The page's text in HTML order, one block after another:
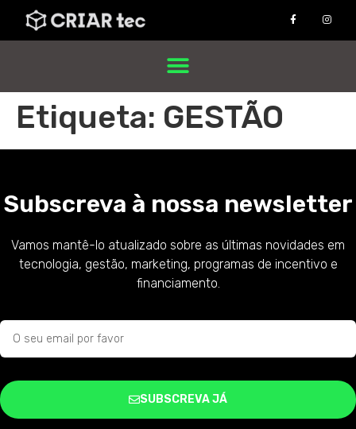
Etiqueta: GESTÃO
Subscreva à nossa newsletter
Vamos mantê-lo atualizado sobre as últimas novidades em
tecnologia, gestão, marketing, programas de incentivo e
financiamento.
SUBSCREVA JÁ